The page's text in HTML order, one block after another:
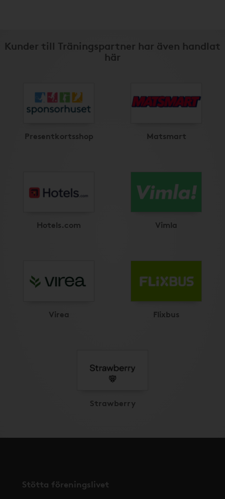
Kunder till Träningspartner har även handlat
här
Presentkortsshop Matsmart
Hotels.com Vimla
Virea Flixbus
Strawberry
Stötta föreningslivet